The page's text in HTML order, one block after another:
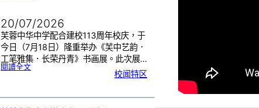
享
袖
素
质
讲
座
20/07/2026
芙蓉中华中学配合建校113周年校庆，于
今日（7月18日）隆重举办《芙中艺韵．
工笔雅集．长荣丹青》书画展。此次展…
閱讀全文:《
工
笔
校闻特区